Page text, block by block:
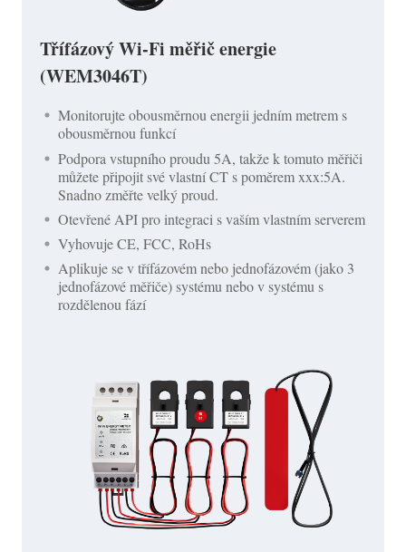
Třífázový Wi-Fi měřič energie
(WEM3046T)
Monitorujte obousměrnou energii jedním metrem s
obousměrnou funkcí
Podpora vstupního proudu 5A, takže k tomuto měřiči
můžete připojit své vlastní CT s poměrem xxx:5A.
Snadno změřte velký proud.
Otevřené API pro integraci s vaším vlastním serverem
Vyhovuje CE, FCC, RoHs
Aplikuje se v třífázovém nebo jednofázovém (jako 3
jednofázové měřiče) systému nebo v systému s
rozdělenou fází